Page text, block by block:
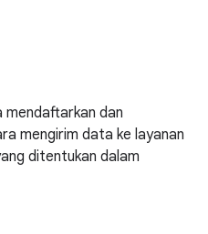
mendaftarkan dan
mengirim data ke layanan
ditentukan dalam